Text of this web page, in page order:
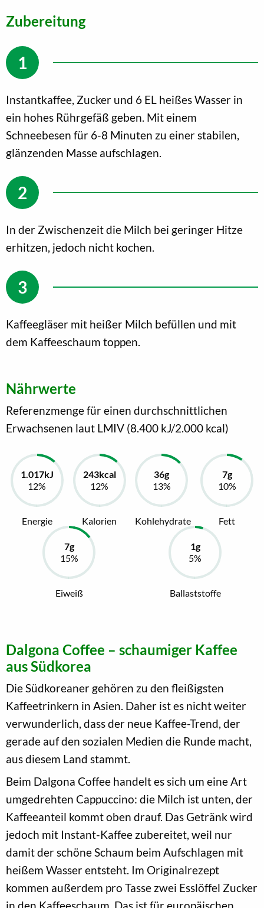
Zubereitung
Instantkaffee, Zucker und 6 EL heißes Wasser in
ein hohes Rührgefäß geben. Mit einem
Schneebesen für 6-8 Minuten zu einer stabilen,
glänzenden Masse aufschlagen.
In der Zwischenzeit die Milch bei geringer Hitze
erhitzen, jedoch nicht kochen.
Kaffeegläser mit heißer Milch befüllen und mit
dem Kaffeeschaum toppen.
Nährwerte
Referenzmenge für einen durchschnittlichen
Erwachsenen laut LMIV (8.400 kJ/2.000 kcal)
Energie Kalorien Kohlehydrate Fett
Eiweiß Ballaststoffe
Dalgona Coffee – schaumiger Kaffee
aus Südkorea
Die Südkoreaner gehören zu den fleißigsten
Kaffeetrinkern in Asien. Daher ist es nicht weiter
verwunderlich, dass der neue Kaffee-Trend, der
gerade auf den sozialen Medien die Runde macht,
aus diesem Land stammt.
Beim Dalgona Coffee handelt es sich um eine Art
umgedrehten Cappuccino: die Milch ist unten, der
Kaffeeanteil kommt oben drauf. Das Getränk wird
jedoch mit Instant-Kaffee zubereitet, weil nur
damit der schöne Schaum beim Aufschlagen mit
heißem Wasser entsteht. Im Originalrezept
kommen außerdem pro Tasse zwei Esslöffel Zucker
in den Kaffeeschaum. Das ist für europäischen